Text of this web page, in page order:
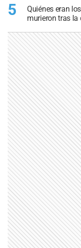
5
Quiénes eran
murieron tras la